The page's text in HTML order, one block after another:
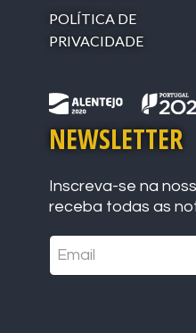
POLÍTICA DE
PRIVACIDADE
NEWSLETTER
Inscreva-se na
receba todas as